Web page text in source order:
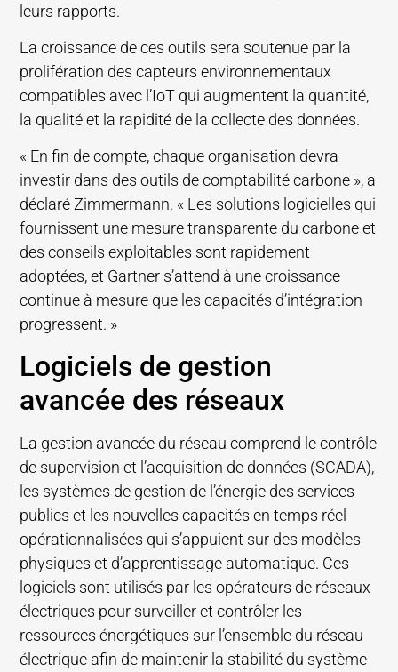
leurs rapports.
La croissance de ces outils sera soutenue par la
prolifération des capteurs environnementaux
compatibles avec l’IoT qui augmentent la quantité,
la qualité et la rapidité de la collecte des données.
« En fin de compte, chaque organisation devra
investir dans des outils de comptabilité carbone », a
déclaré Zimmermann. « Les solutions logicielles qui
fournissent une mesure transparente du carbone et
des conseils exploitables sont rapidement
adoptées, et Gartner s’attend à une croissance
continue à mesure que les capacités d’intégration
progressent. »
Logiciels de gestion
avancée des réseaux
La gestion avancée du réseau comprend le contrôle
de supervision et l’acquisition de données (SCADA),
les systèmes de gestion de l’énergie des services
publics et les nouvelles capacités en temps réel
opérationnalisées qui s’appuient sur des modèles
physiques et d’apprentissage automatique. Ces
logiciels sont utilisés par les opérateurs de réseaux
électriques pour surveiller et contrôler les
ressources énergétiques sur l’ensemble du réseau
électrique afin de maintenir la stabilité du système